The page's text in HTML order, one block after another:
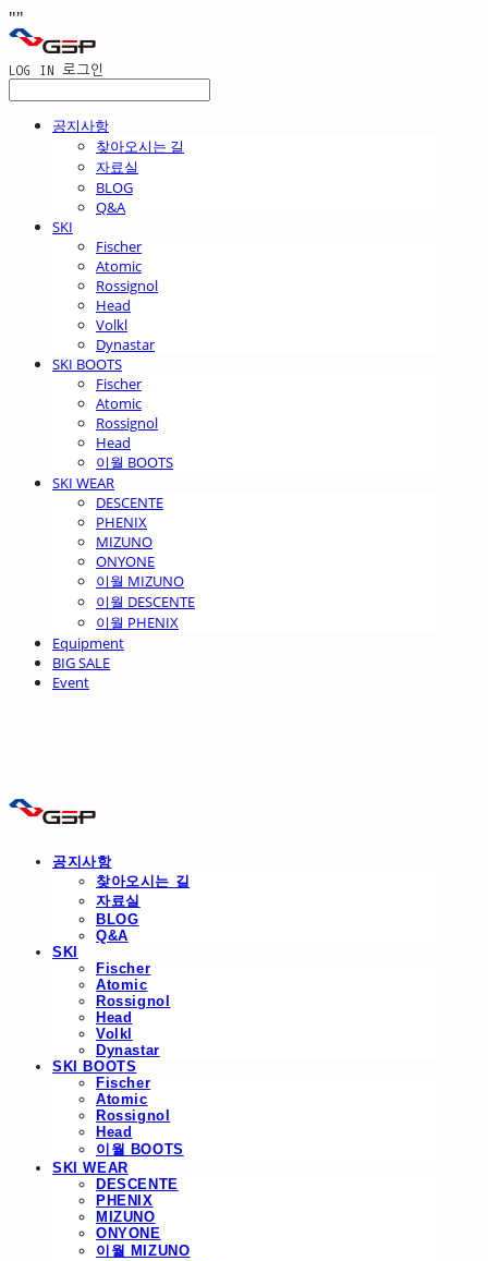
""
LOG IN 로그인
공지사항
찾아오시는 길
자료실
BLOG
Q&A
SKI
Fischer
Atomic
Rossignol
Head
Volkl
Dynastar
SKI BOOTS
Fischer
Atomic
Rossignol
Head
이월 BOOTS
SKI WEAR
DESCENTE
PHENIX
MIZUNO
ONYONE
이월 MIZUNO
이월 DESCENTE
이월 PHENIX
Equipment
BIG SALE
Event
공지사항
찾아오시는 길
자료실
BLOG
Q&A
SKI
Fischer
Atomic
Rossignol
Head
Volkl
Dynastar
SKI BOOTS
Fischer
Atomic
Rossignol
Head
이월 BOOTS
SKI WEAR
DESCENTE
PHENIX
MIZUNO
ONYONE
이월 MIZUNO